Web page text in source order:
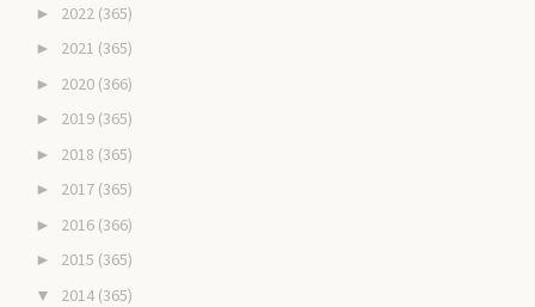
► 2022 (365)
► 2021 (365)
► 2020 (366)
► 2019 (365)
► 2018 (365)
► 2017 (365)
► 2016 (366)
► 2015 (365)
▼ 2014 (365)